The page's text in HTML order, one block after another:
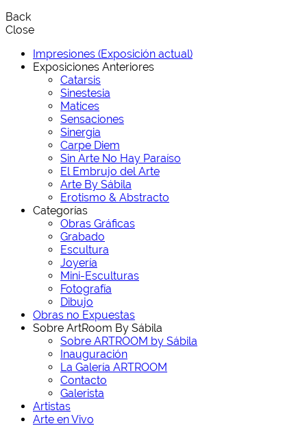
Back
Close
Impresiones (Exposición actual)
Exposiciones Anteriores
Catarsis
Sinestesia
Matices
Sensaciones
Sinergia
Carpe Diem
Sin Arte No Hay Paraíso
El Embrujo del Arte
Arte By Sábila
Erotismo & Abstracto
Categorías
Obras Gráficas
Grabado
Escultura
Joyería
Mini-Esculturas
Fotografía
Dibujo
Obras no Expuestas
Sobre ArtRoom By Sábila
Sobre ARTROOM by Sábila
Inauguración
La Galería ARTROOM
Contacto
Galerista
Artistas
Arte en Vivo